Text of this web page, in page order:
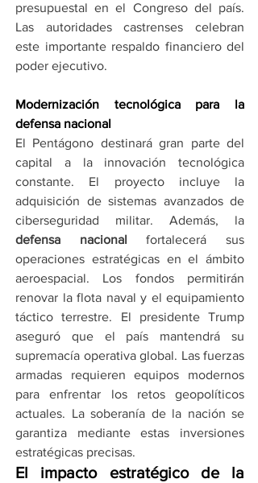
presupuestal en el Congreso del país.
Las autoridades castrenses celebran
este importante respaldo financiero del
poder ejecutivo.
Modernización tecnológica para la
defensa nacional
El Pentágono destinará gran parte del
capital a la innovación tecnológica
constante. El proyecto incluye la
adquisición de sistemas avanzados de
defensa nacional fortalecerá sus
operaciones estratégicas en el ámbito
aeroespacial. Los fondos permitirán
renovar la flota naval y el equipamiento
táctico terrestre. El presidente Trump
aseguró que el país mantendrá su
supremacía operativa global. Las fuerzas
armadas requieren equipos modernos
para enfrentar los retos geopolíticos
actuales. La soberanía de la nación se
garantiza mediante estas inversiones
estratégicas precisas.
El impacto estratégico de la